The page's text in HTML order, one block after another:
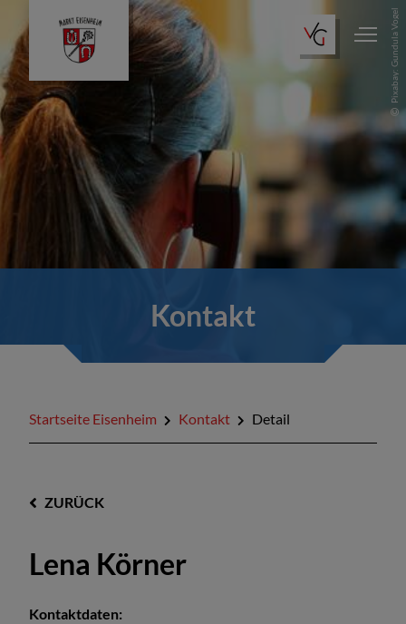
Pixabay: Gundula Vogel
Kontakt
Startseite Eisenheim Kontakt Detail
ZURÜCK
Lena Körner
Kontaktdaten: